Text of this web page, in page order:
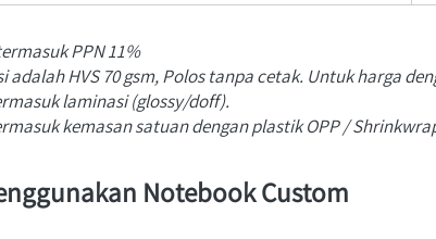
PPN 11%
adalah HVS 70 gsm, Polos tanpa cetak. Untuk harga
laminasi (glossy/doff).
kemasan satuan dengan plastik OPP /
Notebook Custom